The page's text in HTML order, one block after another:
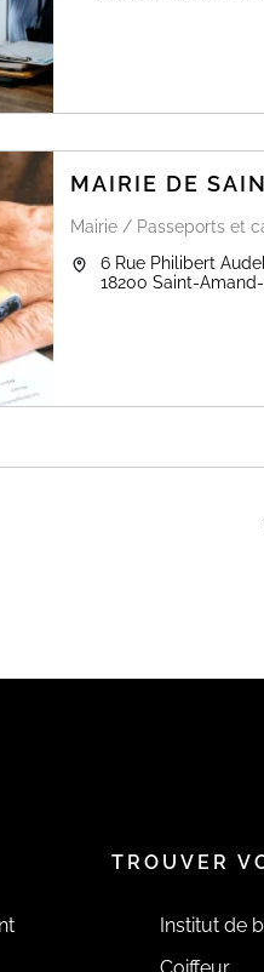
MAIRIE DE
Mairie / Passeports et
6 Rue Philibert
18200 Saint-
pour les communes
Celette, La Perche et Saint-
TROUVER
Institut de